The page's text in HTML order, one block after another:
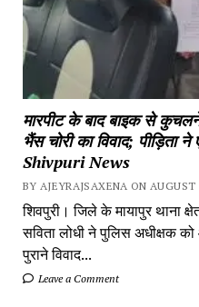
मारपीट के बाद बाइक से
भैंस चोरी का विवाद; पीड़िता
Shivpuri News
BY AJEYRAJSAXENA ON AUGUST
शिवपुरी। जिले के मायापुर थाना
सविता लोधी ने पुलिस अधीक्षक
पुराने विवाद...
Leave a Comment